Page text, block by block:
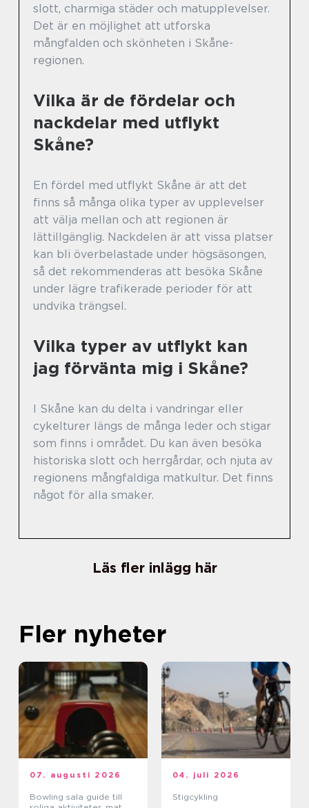
slott, charmiga städer och matupplevelser.
Det är en möjlighet att utforska
mångfalden och skönheten i Skåne-
regionen.
Vilka är de fördelar och
nackdelar med utflykt
Skåne?
En fördel med utflykt Skåne är att det
finns så många olika typer av upplevelser
att välja mellan och att regionen är
lättillgänglig. Nackdelen är att vissa platser
kan bli överbelastade under högsäsongen,
så det rekommenderas att besöka Skåne
under lägre trafikerade perioder för att
undvika trängsel.
Vilka typer av utflykt kan
jag förvänta mig i Skåne?
I Skåne kan du delta i vandringar eller
cykelturer längs de många leder och stigar
som finns i området. Du kan även besöka
historiska slott och herrgårdar, och njuta av
regionens mångfaldiga matkultur. Det finns
något för alla smaker.
Läs fler inlägg här
Fler nyheter
07. augusti 2026
Bowling sala guide till
04. juli 2026
Stigcykling